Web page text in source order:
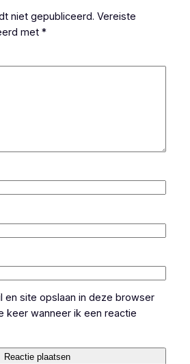
niet gepubliceerd. Vereiste
met *
en site opslaan in deze browser
keer wanneer ik een reactie